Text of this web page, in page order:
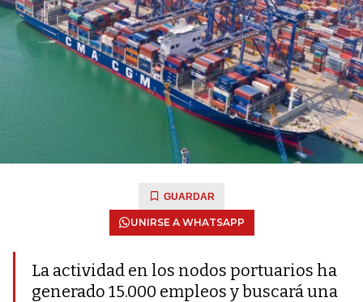
GUARDAR
UNIRSE A WHATSAPP
La actividad en los nodos portuarios ha
generado 15.000 empleos y buscará una